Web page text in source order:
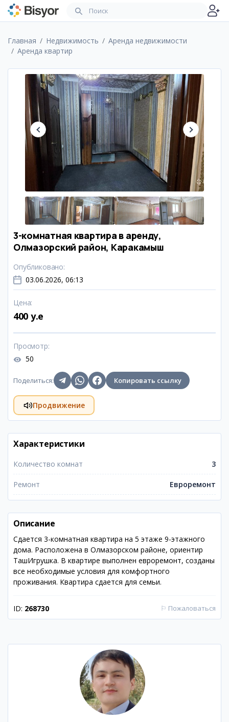
Главная Недвижимость
Аренда недвижимости
Аренда квартир
3-комнатная квартира в аренду,
Олмазорский район, Каракамыш
Опубликовано:
03.06.2026, 06:13
Цена:
400 y.e
Просмотр:
50
Поделиться: Копировать ссылку
Продвижение
Характеристики
Количество комнат 3
Ремонт Евроремонт
Описание
Сдается 3-комнатная квартира на 5 этаже 9-этажного
дома. Расположена в Олмазорском районе, ориентир
ТашИгрушка. В квартире выполнен евроремонт, созданы
все необходимые условия для комфортного
проживания. Квартира сдается для семьи.
ID: 268730 ⚐ Пожаловаться